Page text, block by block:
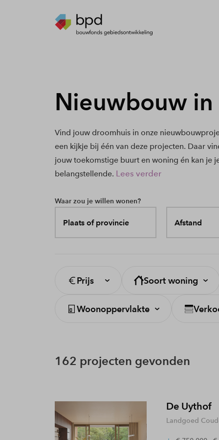
Nieuwbouw in
Vind jouw droomhuis in onze
een kijkje bij één van deze projecten. Daar
jouw toekomstige buurt en woning én kan je
belangstellende. Lees verder
Waar zou je willen wonen?
Plaats of provincie Afstand
Prijs Soort woning
Woonoppervlakte
162 projecten gevonden
De Uythof
Landgoed